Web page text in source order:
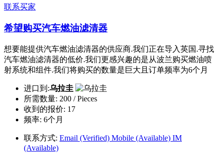
联系买家
希望购买汽车燃油滤清器
想要能提供汽车燃油滤清器的供应商.我们正在导入英国.寻找
汽车燃油滤清器的低价.我们更感兴趣的是从波兰购买燃油喷
射系统和组件.我们将购买的数量是巨大且订单频率为6个月
进口到:乌拉圭
所需数量: 200 / Pieces
收到的报价: 17
频率: 6个月
联系方式: Email (Verified) Mobile (Available) IM
(Available)